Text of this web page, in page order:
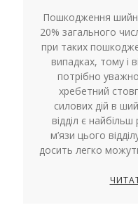
Пошкодження
20% загального
при таких
випадках, тому і
потрібно
хребетний
силових дій в
відділ є
м’язи цього
досить легко